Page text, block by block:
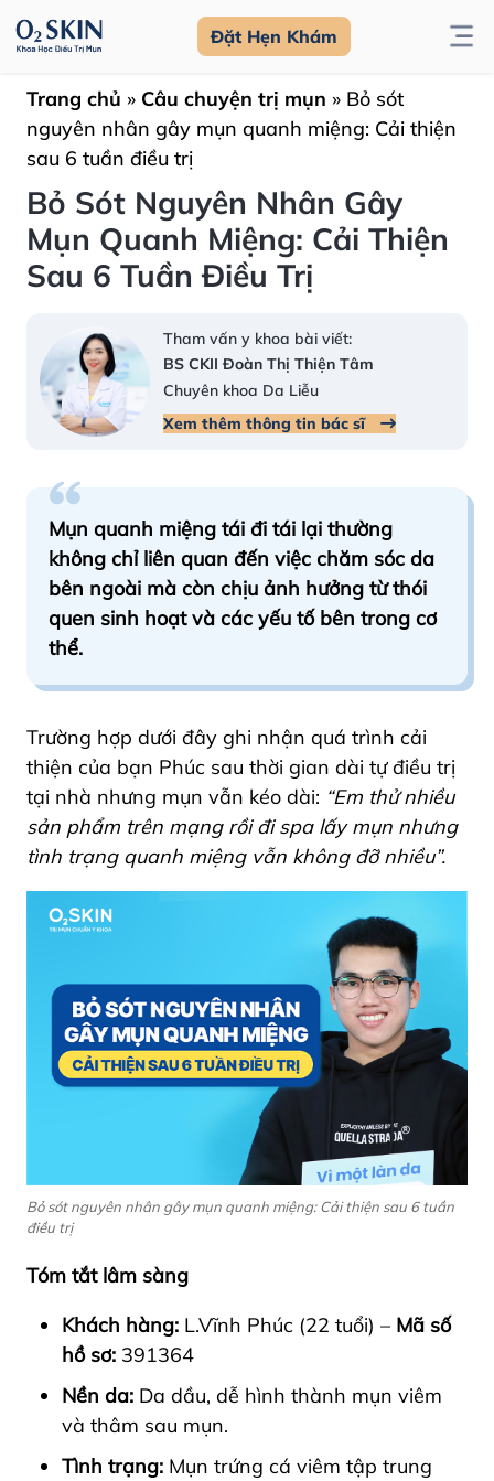
Đặt Hẹn Khám
Trang chủ » Câu chuyện trị mụn » Bỏ sót
nguyên nhân gây mụn quanh miệng: Cải thiện
sau 6 tuần điều trị
Bỏ Sót Nguyên Nhân Gây
Mụn Quanh Miệng: Cải Thiện
Sau 6 Tuần Điều Trị
Tham vấn y khoa bài viết:
BS CKII Đoàn Thị Thiện Tâm
Chuyên khoa Da Liễu
Xem thêm thông tin bác sĩ
Mụn quanh miệng tái đi tái lại thường
không chỉ liên quan đến việc chăm sóc da
bên ngoài mà còn chịu ảnh hưởng từ thói
quen sinh hoạt và các yếu tố bên trong cơ
thể.
Trường hợp dưới đây ghi nhận quá trình cải
thiện của bạn Phúc sau thời gian dài tự điều trị
tại nhà nhưng mụn vẫn kéo dài: “Em thử nhiều
sản phẩm trên mạng rồi đi spa lấy mụn nhưng
tình trạng quanh miệng vẫn không đỡ nhiều”.
Bỏ sót nguyên nhân gây mụn quanh miệng: Cải thiện sau 6 tuần
điều trị
Tóm tắt lâm sàng
Khách hàng: L.Vĩnh Phúc (22 tuổi) – Mã số
hồ sơ: 391364
Nền da: Da dầu, dễ hình thành mụn viêm
và thâm sau mụn.
Tình trạng: Mụn trứng cá viêm tập trung